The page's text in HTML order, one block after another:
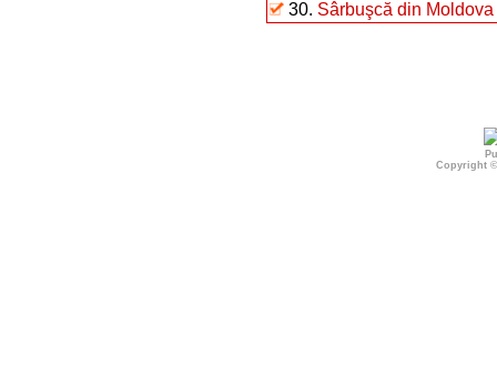
30. Sârbuşcă din Moldova
Copyright